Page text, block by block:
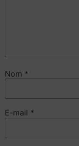
Nom *
E-mail *